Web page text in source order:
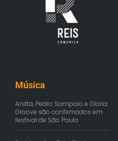
Música
Anitta, Pedro Sampaio e Gloria
Groove são confirmados em
festival de São Paulo